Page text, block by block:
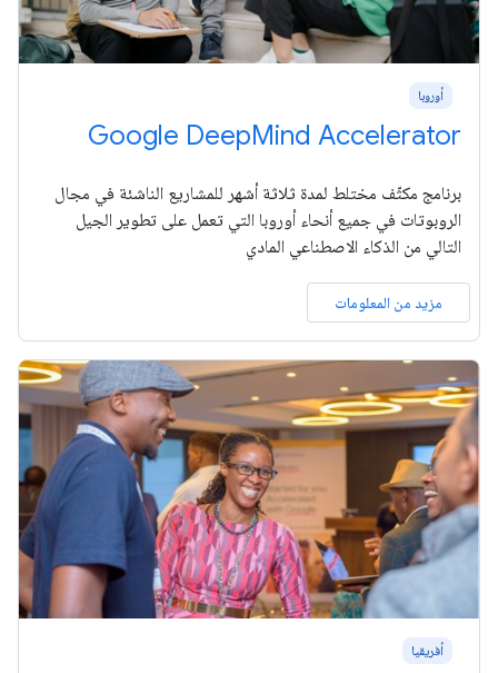
أوروبا
Google DeepMind Accelerator
برنامج مكثّف مختلط لمدة ثلاثة أشهر للمشاريع الناشئة في مجال
الروبوتات في جميع أنحاء أوروبا التي تعمل على تطوير الجيل
التالي من الذكاء الاصطناعي المادي
مزيد من المعلومات
أفريقيا